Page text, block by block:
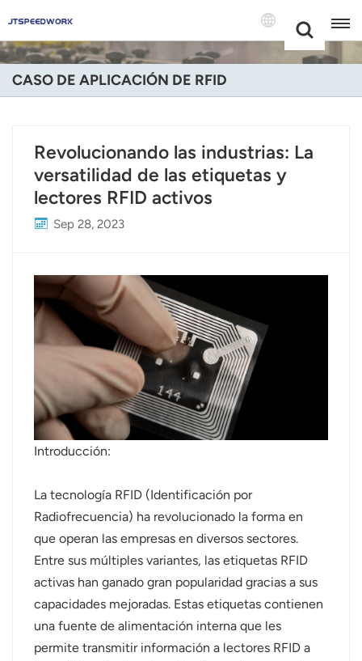
+86 -18681515767
English
Deutsch
Русский
Português
Nederland
عربي
日语
Türk
Ελληνικά
Polski
แบบไทย
CASO DE APLICACIÓN DE RFID
Revolucionando las industrias: La
versatilidad de las etiquetas y
lectores RFID activos
Sep 28, 2023
Introducción:
La tecnología RFID (Identificación por
Radiofrecuencia) ha revolucionado la forma en
que operan las empresas en diversos sectores.
Entre sus múltiples variantes, las etiquetas RFID
activas han ganado gran popularidad gracias a sus
capacidades mejoradas. Estas etiquetas contienen
una fuente de alimentación interna que les
permite transmitir información a lectores RFID a